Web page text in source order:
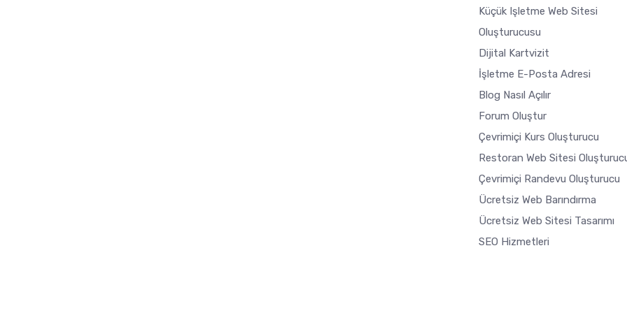
Küçük Işletme Web Sitesi
Oluşturucusu
Dijital Kartvizit
İşletme E-Posta Adresi
Blog Nasıl Açılır
Forum Oluştur
Çevrimiçi Kurs Oluşturucu
Restoran Web Sitesi
Çevrimiçi Randevu Oluşturucu
Ücretsiz Web Barındırma
Ücretsiz Web Sitesi Tasarımı
SEO Hizmetleri